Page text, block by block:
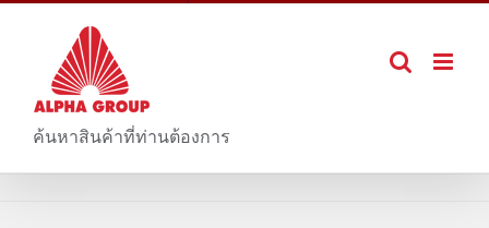
ค้นหาสินค้าที่ท่านต้องการ